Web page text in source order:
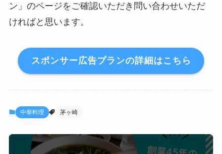
ン」のページをご確認いただき問い合わせいただ
ければと思います。
スポンサー広告プランの詳細はこちら
中華料理 茅ヶ崎